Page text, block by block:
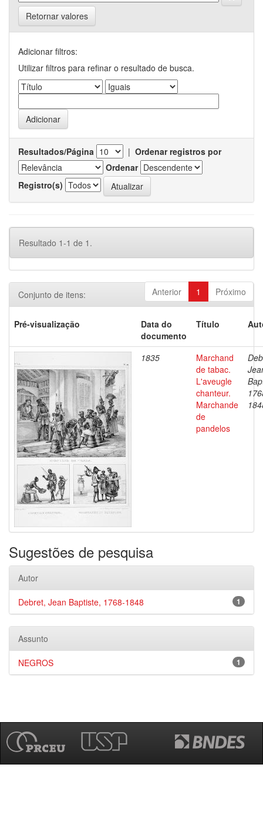
Retornar valores
Adicionar filtros:
Utilizar filtros para refinar o resultado de busca.
Resultados/Página | Ordenar registros por
Ordenar
Registro(s)
Resultado 1-1 de 1.
Anterior 1 Próximo
Conjunto de itens:
Pré-visualização
Data do
documento
Título
1835
Marchand
de tabac.
L'aveugle
chanteur.
Marchande
de
pandelos
Sugestões de pesquisa
Autor
1
Debret, Jean Baptiste, 1768-1848
Assunto
1
NEGROS